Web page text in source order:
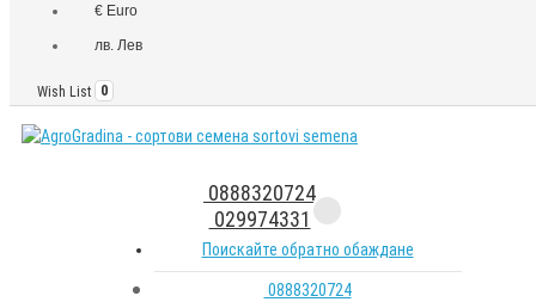
€ Euro
лв. Лев
Wish List 0
0888320724
029974331
Поискайте обратно обаждане
0888320724